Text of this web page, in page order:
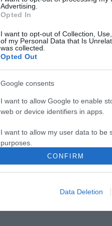
Advertising.
Opted In
I want to opt-out of Collection,
of my Personal Data that Is
was collected.
Opted Out
Google consents
I want to allow Google to enable
web or device identifiers in apps.
I want to allow my user data to be
purposes.
I want to allow Google to send me
I want to allow Google to enable
CONFIRM
Data Deletion